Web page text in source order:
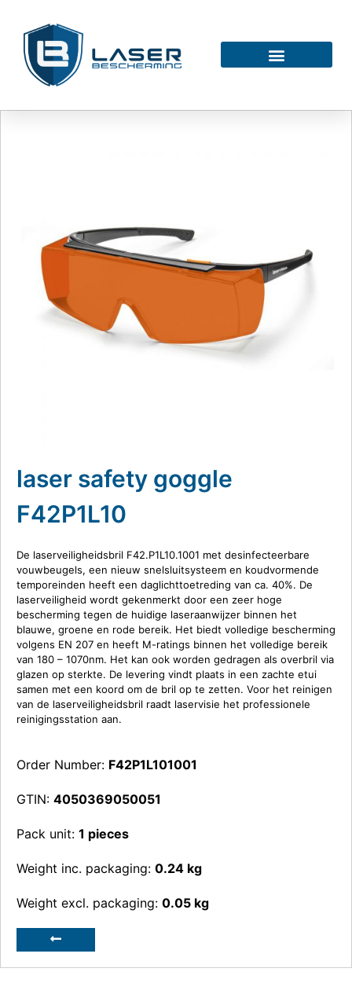
laser safety goggle
F42P1L10
De laserveiligheidsbril F42.P1L10.1001 met desinfecteerbare
vouwbeugels, een nieuw snelsluitsysteem en koudvormende
temporeinden heeft een daglichttoetreding van ca. 40%. De
laserveiligheid wordt gekenmerkt door een zeer hoge
bescherming tegen de huidige laseraanwijzer binnen het
blauwe, groene en rode bereik. Het biedt volledige bescherming
volgens EN 207 en heeft M-ratings binnen het volledige bereik
van 180 – 1070nm. Het kan ook worden gedragen als overbril via
glazen op sterkte. De levering vindt plaats in een zachte etui
samen met een koord om de bril op te zetten. Voor het reinigen
van de laserveiligheidsbril raadt laservisie het professionele
reinigingsstation aan.
Order Number: F42P1L101001
GTIN: 4050369050051
Pack unit: 1 pieces
Weight inc. packaging: 0.24 kg
Weight excl. packaging: 0.05 kg